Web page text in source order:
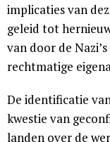
implicaties van
geleid tot
van door de
rechtmatige
De identificatie
kwestie van
landen over de